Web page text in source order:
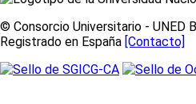
© Consorcio Universitario - UNED
Registrado en España [Contacto]